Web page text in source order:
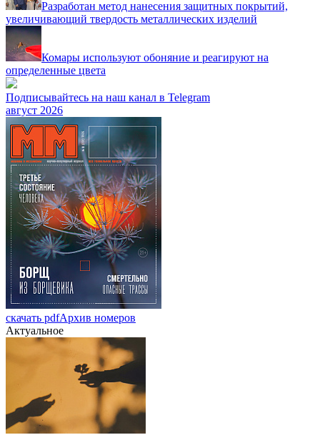
Разработан метод нанесения защитных покрытий,
увеличивающий твердость металлических изделий
Комары используют обоняние и реагируют на
определенные цвета
Подписывайтесь на наш канал в Telegram
август 2026
скачать pdfАрхив номеров
Актуальное